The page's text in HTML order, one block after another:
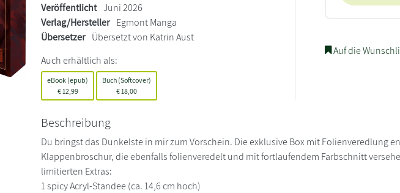
Veröffentlicht Juni 2026
Verlag/Hersteller Egmont Manga
Übersetzer Übersetzt von Katrin Aust
Auch erhältlich als:
eBook (epub)
€12,99
Buch (Softcover)
€ 18,00
Auf die
Beschreibung
Du bringst das Dunkelste in mir zum Vorschein. Die exklusive Box mit Folienveredlung
Klappenbroschur, die ebenfalls folienveredelt und mit fortlaufendem Farbschnitt
limitierten Extras:
1 spicy Acryl-Standee (ca. 14,6 cm hoch)